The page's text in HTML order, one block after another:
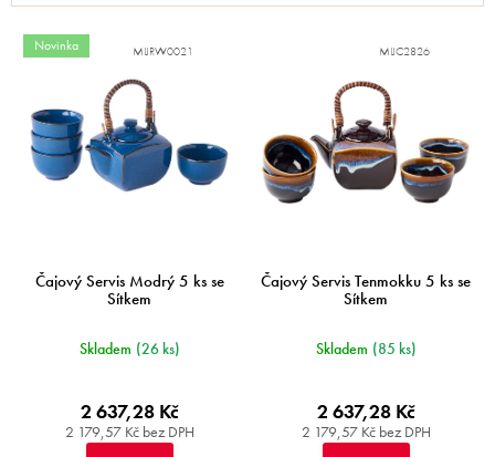
s
Novinka
Čajový Servis Modrý 5 ks se
Sítkem
Skladem (26 ks)
2 179,57 Kč bez DPH
2 637,28 Kč
MIJRW0021
Čajový Servis Tenmokku 5 ks se
Sítkem
Skladem (85 ks)
2 179,57 Kč bez DPH
2 637,28 Kč
MIJC2826